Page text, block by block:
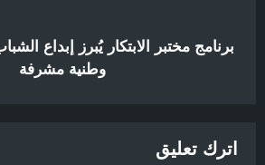
برنامج مختبر الابتكار يُبرز إبداع
وطنية مشرفة
اترك تعليق